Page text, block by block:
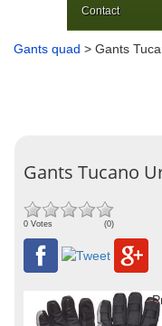
Contact
Gants quad > Gants
Gants Tucano
0 Votes (0)